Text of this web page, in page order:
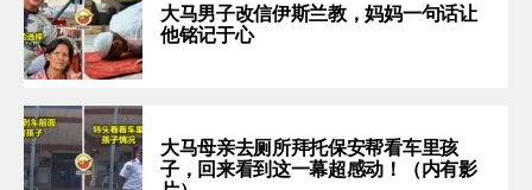
大马男子改信伊斯兰教，妈妈一句话让
他铭记于心
大马母亲去厕所拜托保安帮看车里孩
子，回来看到这一幕超感动！（内有影